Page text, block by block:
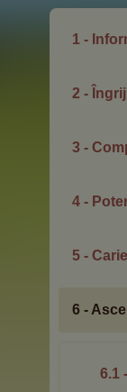
1 -
2 -
3 -
4 -
5 -
6 -
6.1